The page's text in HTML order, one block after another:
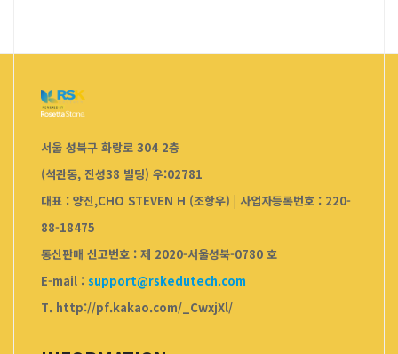
서울 성북구 화랑로 304 2층
(석관동, 진성38 빌딩) 우:02781
대표 : 양진,CHO STEVEN H (조항우) | 사업자등록번호 : 220-
88-18475
통신판매 신고번호 : 제 2020-서울성북-0780 호
E-mail : support@rskedutech.com
T. http://pf.kakao.com/_CwxjXl/